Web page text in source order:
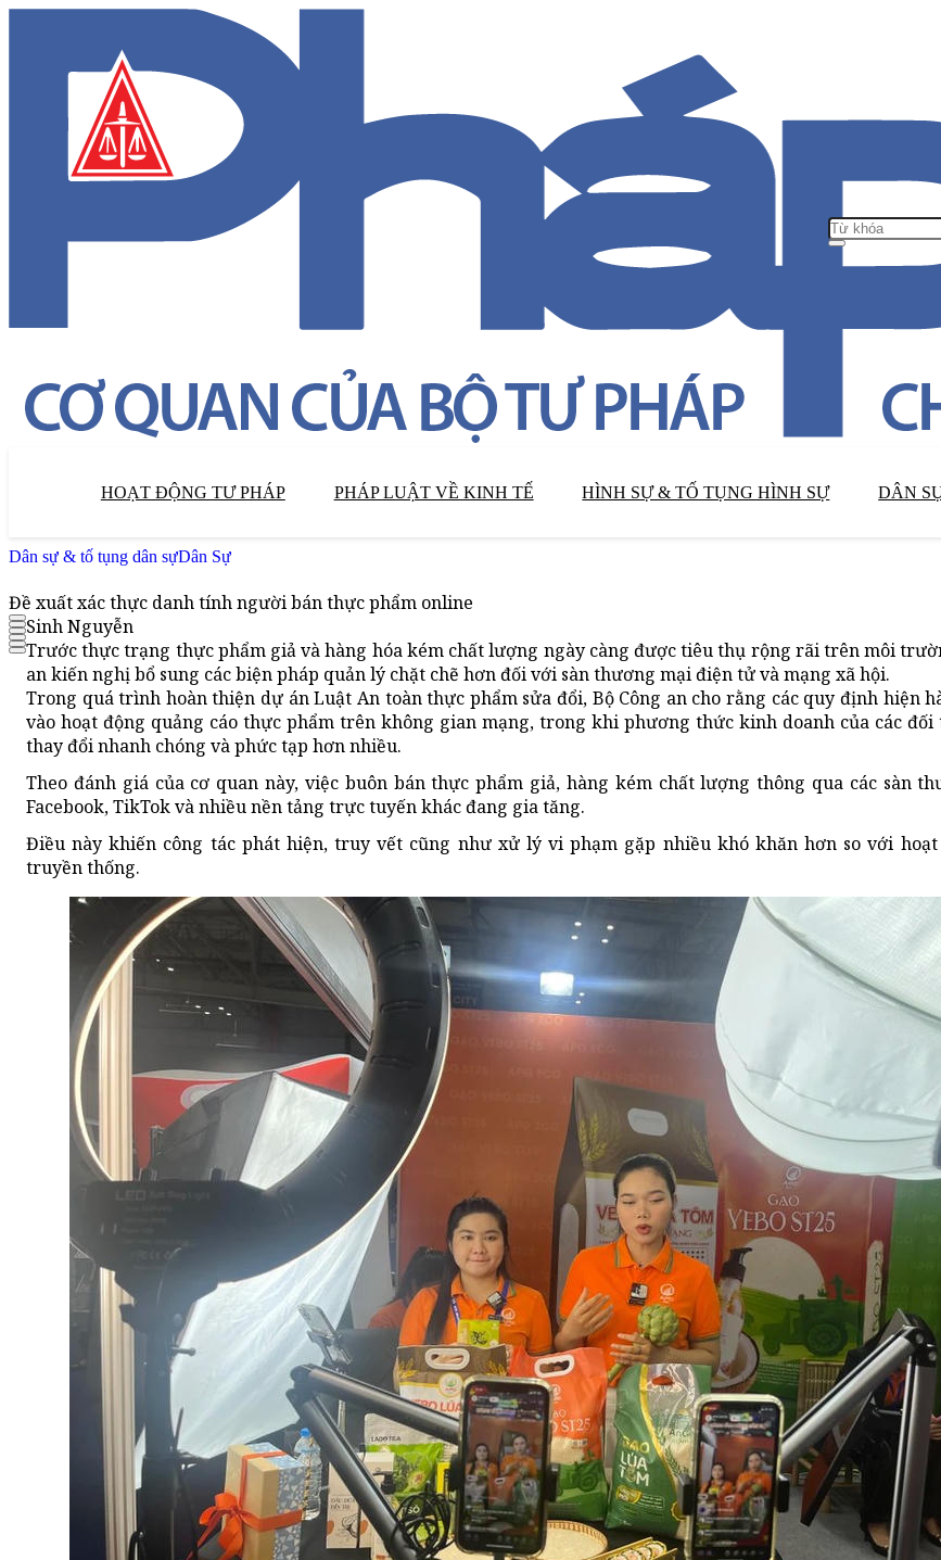
HOẠT ĐỘNG TƯ PHÁP PHÁP LUẬT VỀ KINH TẾ HÌNH SỰ & TỐ TỤNG HÌNH SỰ DÂN
Dân sự & tố tụng dân sựDân Sự
Đề xuất xác thực danh tính người bán thực phẩm online
Sinh Nguyễn
Trước thực trạng thực phẩm giả và hàng hóa kém chất lượng ngày càng được tiêu thụ rộng rãi trên môi
an kiến nghị bổ sung các biện pháp quản lý chặt chẽ hơn đối với sàn thương mại điện tử và mạng xã hội.
Trong quá trình hoàn thiện dự án Luật An toàn thực phẩm sửa đổi, Bộ Công an cho rằng các quy định hiện
vào hoạt động quảng cáo thực phẩm trên không gian mạng, trong khi phương thức kinh doanh của các
thay đổi nhanh chóng và phức tạp hơn nhiều.
Theo đánh giá của cơ quan này, việc buôn bán thực phẩm giả, hàng kém chất lượng thông qua các sàn
Facebook, TikTok và nhiều nền tảng trực tuyến khác đang gia tăng.
Điều này khiến công tác phát hiện, truy vết cũng như xử lý vi phạm gặp nhiều khó khăn hơn so với
truyền thống.